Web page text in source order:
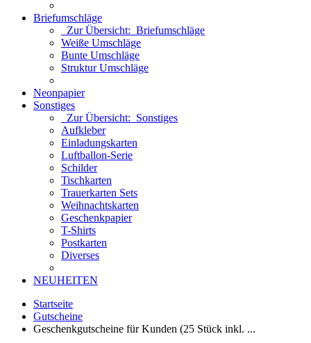
Briefumschläge
Zur Übersicht: Briefumschläge
Weiße Umschläge
Bunte Umschläge
Struktur Umschläge
Neonpapier
Sonstiges
Zur Übersicht: Sonstiges
Aufkleber
Einladungskarten
Luftballon-Serie
Schilder
Tischkarten
Trauerkarten Sets
Weihnachtskarten
Geschenkpapier
T-Shirts
Postkarten
Diverses
NEUHEITEN
Startseite
Gutscheine
Geschenkgutscheine für Kunden (25 Stück inkl. ...